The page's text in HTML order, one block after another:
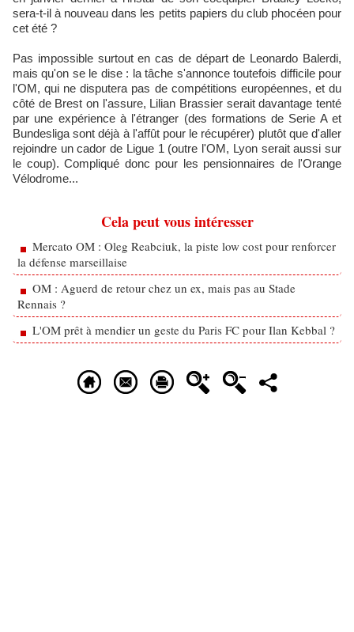
sera-t-il à nouveau dans les petits papiers du club phocéen pour
cet été ?
Pas impossible surtout en cas de départ de Leonardo Balerdi,
mais qu'on se le dise : la tâche s'annonce toutefois difficile pour
l'OM, qui ne disputera pas de compétitions européennes, et du
côté de Brest on l'assure, Lilian Brassier serait davantage tenté
par une expérience à l'étranger (des formations de Serie A et
Bundesliga sont déjà à l'affût pour le récupérer) plutôt que d'aller
rejoindre un cador de Ligue 1 (outre l'OM, Lyon serait aussi sur
le coup). Compliqué donc pour les pensionnaires de l'Orange
Vélodrome...
Cela peut vous intéresser
Mercato OM : Oleg Reabciuk, la piste low cost pour renforcer
la défense marseillaise
OM : Aguerd de retour chez un ex, mais pas au Stade
Rennais ?
L'OM prêt à mendier un geste du Paris FC pour Ilan Kebbal ?